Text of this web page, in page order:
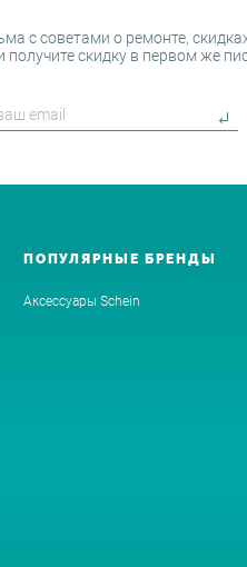
с советами о ремонте,
скидку в первом же
ПОПУЛЯРНЫЕ БРЕНДЫ
Аксессуары Schein